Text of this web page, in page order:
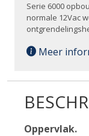
Serie 6000
normale 12Vac
Meer
Oppervlak.